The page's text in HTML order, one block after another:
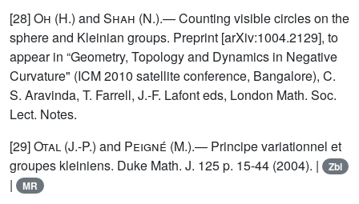
[28]Oh (H.) and Shah (N.).— Counting visible circles on the
sphere and Kleinian groups. Preprint [arXiv:1004.2129], to
appear in “Geometry, Topology and Dynamics in Negative
Curvature" (ICM 2010 satellite conference, Bangalore), C.
S. Aravinda, T. Farrell, J.-F. Lafont eds, London Math. Soc.
Lect. Notes.
[29]Otal (J.-P.) and Peigné (M.).— Principe variationnel et
groupes kleiniens. Duke Math. J. 125 p. 15-44 (2004). |
Zbl
| MR